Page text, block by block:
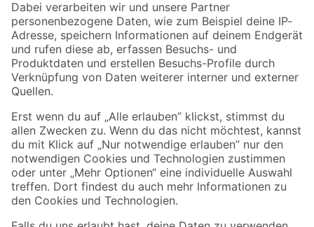
Zahlungsarten Versandarten
Sicher einkaufen
Jetzt die toom-App herunterladen